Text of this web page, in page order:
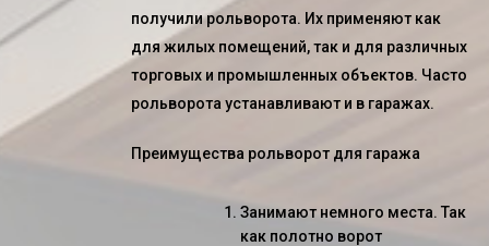
получилирольворота. Их применяют как
для жилых помещений, так и для различных
торговых и промышленных объектов. Часто
рольворота устанавливают и в гаражах.
Преимущества рольворот для гаража
Занимают немного места. Так
как полотно ворот